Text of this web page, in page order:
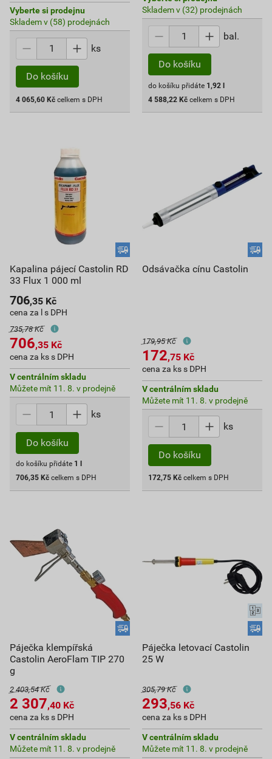
Vyberte si prodejnu
Skladem v (58) prodejnách
ks
Do košíku
4 065,60 Kč celkem s DPH
Skladem v (32) prodejnách
bal.
Do košíku
do košíku přidáte 1,92 l
4 588,22 Kč celkem s DPH
Kapalina pájecí Castolin RD
33 Flux 1 000 ml
706,35 Kč
cena za l s DPH
735,78 Kč
706,35 Kč
cena za ks s DPH
V centrálním skladu
Můžete mít 11. 8. v prodejně
ks
Do košíku
do košíku přidáte 1
706,35 Kč celkem s DPH
Odsávačka cínu Castolin
179,95 Kč
172,75 Kč
cena za ks s DPH
V centrálním skladu
Můžete mít 11. 8. v prodejně
ks
Do košíku
172,75 Kč celkem s DPH
Páječka klempířská
Castolin AeroFlam TIP 270
g
2 403,54 Kč
2 307,40 Kč
cena za ks s DPH
V centrálním skladu
Můžete mít 11. 8. v prodejně
Páječka letovací Castolin
25 W
305,79 Kč
293,56 Kč
cena za ks s DPH
V centrálním skladu
Můžete mít 11. 8. v prodejně